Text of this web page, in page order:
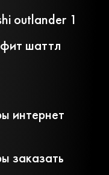
outlander 1
шаттл
интернет
заказать